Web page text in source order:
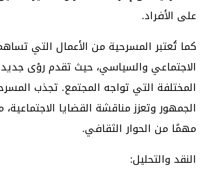
على الأفراد.
كما تُعتبر المسرحية من الأعمال التي
الاجتماعي والسياسي، حيث تقدم رؤى
المختلفة التي تواجه المجتمع. تجذب
الجمهور وتعزز مناقشة القضايا
مهمًا من الحوار الثقافي.
النقد والتحليل: